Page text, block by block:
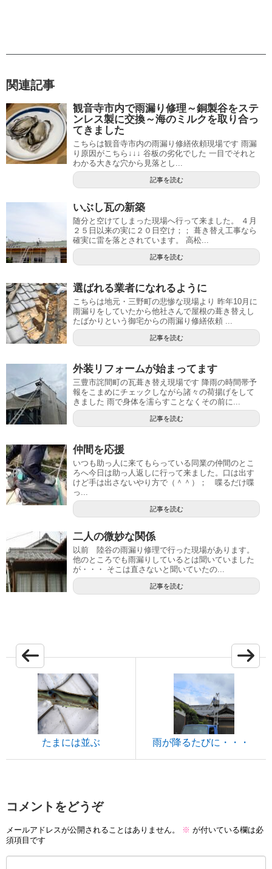
関連記事
観音寺市内で雨漏り修理～銅製谷をステ
ンレス製に交換～海のミルクを取り合っ
てきました
こちらは観音寺市内の雨漏り修繕依頼現場です 雨漏
り原因がこちら↓↓↓ 谷板の劣化でした 一目でそれと
わかる大きな穴から見落とし...
記事を読む
いぶし瓦の新築
随分と空けてしまった現場へ行って来ました。 ４月
２５日以来の実に２０日空け；； 葺き替え工事なら
確実に雷を落とされています。 高松...
記事を読む
選ばれる業者になれるように
こちらは地元・三野町の悲惨な現場より 昨年10月に
雨漏りをしていたから他社さんで屋根の葺き替えし
たばかりという御宅からの雨漏り修繕依頼 ...
記事を読む
外装リフォームが始まってます
三豊市詫間町の瓦葺き替え現場です 降雨の時間帯予
報をこまめにチェックしながら諸々の荷揚げをして
きました 雨で身体を濡らすことなくその前に...
記事を読む
仲間を応援
いつも助っ人に来てもらっている同業の仲間のとこ
ろへ今日は助っ人返しに行って来ました。口は出す
けど手は出さないやり方で（＾＾）； 喋るだけ喋
っ...
記事を読む
二人の微妙な関係
以前 陸谷の雨漏り修理で行った現場があります。
他のところでも雨漏りしているとは聞いていました
が・・・ そこは直さないと聞いていたの...
記事を読む
たまには並ぶ 雨が降るたびに・・・
コメントをどうぞ
メールアドレスが公開されることはありません。 ※ が付いている欄は必
須項目です